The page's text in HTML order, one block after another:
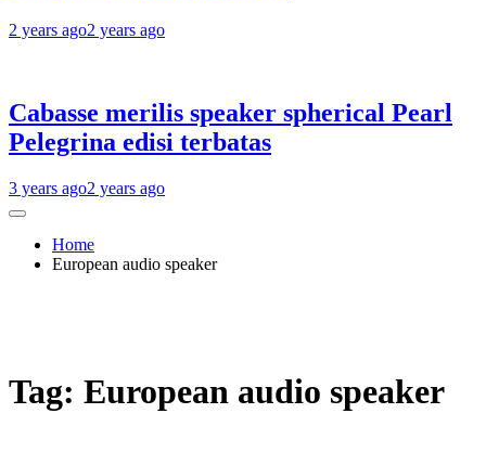
2 years ago2 years ago
Cabasse merilis speaker spherical Pearl
Pelegrina edisi terbatas
3 years ago2 years ago
Home
European audio speaker
Tag: European audio speaker